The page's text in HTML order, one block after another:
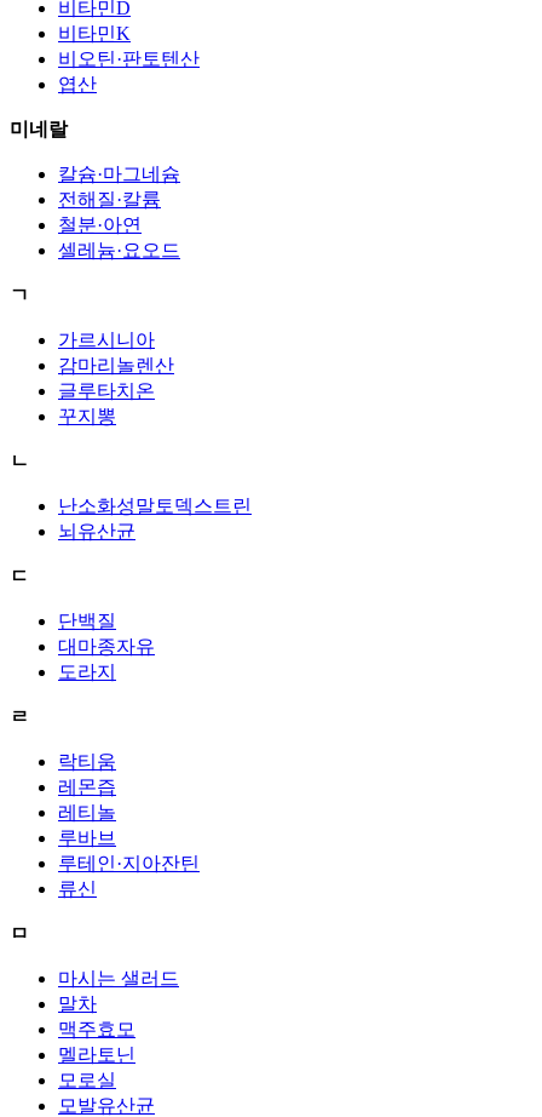
비타민D
비타민K
비오틴·판토텐산
엽산
미네랄
칼슘·마그네슘
전해질·칼륨
철분·아연
셀레늄·요오드
ㄱ
가르시니아
감마리놀렌산
글루타치온
꾸지뽕
ㄴ
난소화성말토덱스트린
뇌유산균
ㄷ
단백질
대마종자유
도라지
ㄹ
락티움
레몬즙
레티놀
루바브
루테인·지아잔틴
류신
ㅁ
마시는 샐러드
말차
맥주효모
멜라토닌
모로실
모발유산균